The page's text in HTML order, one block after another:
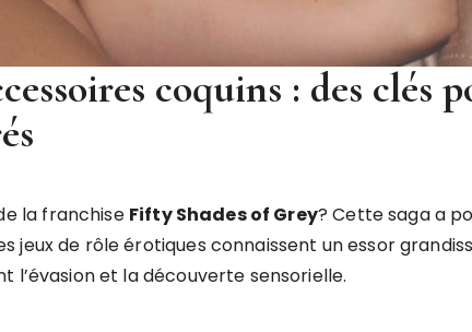
coquins : des clés
la franchise Fifty Shades of Grey? Cette saga a
jeux de rôle érotiques connaissent un essor
l’évasion et la découverte sensorielle.